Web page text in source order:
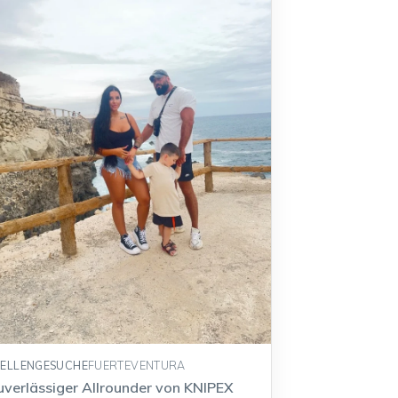
FUERTEVENTURA
Allrounder von KNIPEX